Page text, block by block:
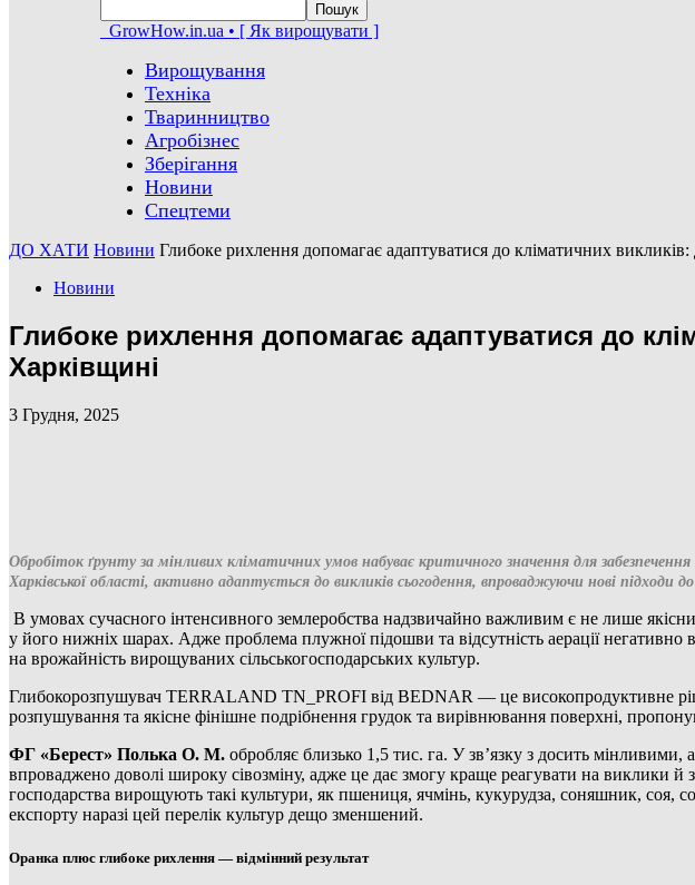
GrowHow.in.ua • [ Як вирощувати ]
Вирощування
Техніка
Тваринництво
Агробізнес
Зберігання
Новини
Спецтеми
ДО ХАТИ Новини Глибоке рихлення допомагає адаптуватися до кліматичних викликів:
Новини
Глибоке рихлення допомагає адаптуватися до
Харківщині
3 Грудня, 2025
Обробіток ґрунту за мінливих кліматичних умов набуває критичного значення для забезпечення
Харківської області, активно адаптується до викликів сьогодення, впроваджуючи нові підходи
В умовах сучасного інтенсивного землеробства надзвичайно важливим є не лише
у його нижніх шарах. Адже проблема плужної підошви та відсутність аерації
на врожайність вирощуваних сільськогосподарських культур.
Глибокорозпушувач TERRALAND TN_PROFI від BEDNAR — це високопродуктивне
розпушування та якісне фінішне подрібнення грудок та вирівнювання поверхні,
ФГ «Берест» Полька О. М. обробляє близько 1,5 тис. га. У зв’язку з досить
впроваджено доволі широку сівозміну, адже це дає змогу краще реагувати на виклики й
господарства вирощують такі культури, як пшениця, ячмінь, кукурудза, соняшник, соя,
експорту наразі цей перелік культур дещо зменшений.
Оранка плюс глибоке рихлення — відмінний результат